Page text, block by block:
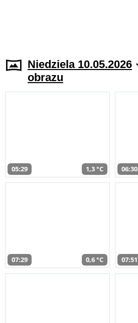
Niedziela 10.05.2026
obrazu
05:29 1,3 °C 06:30
07:29 0,6 °C 07:51